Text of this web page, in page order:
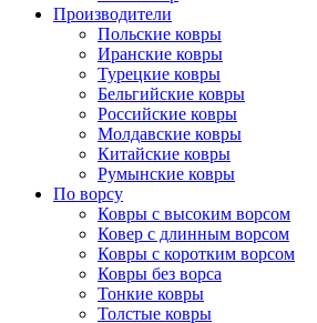
Производители
Польские ковры
Иранские ковры
Турецкие ковры
Бельгийские ковры
Российские ковры
Молдавские ковры
Китайские ковры
Румынские ковры
По ворсу
Ковры с высоким ворсом
Ковер с длинным ворсом
Ковры с коротким ворсом
Ковры без ворса
Тонкие ковры
Толстые ковры